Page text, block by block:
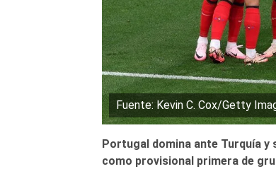
Fuente: Kevin C. Cox/Getty
Portugal domina ante Turquía y
como provisional primera de